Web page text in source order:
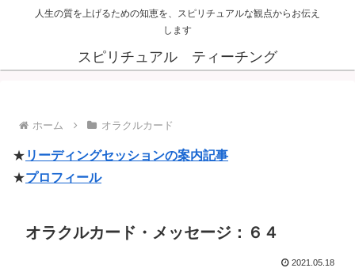
人生の質を上げるための知恵を、スピリチュアルな観点からお伝え
します
スピリチュアル ティーチング
ホーム オラクルカード
★ リーディングセッションの案内記事
★プロフィール
オラクルカード・メッセージ：６４
2021.05.18